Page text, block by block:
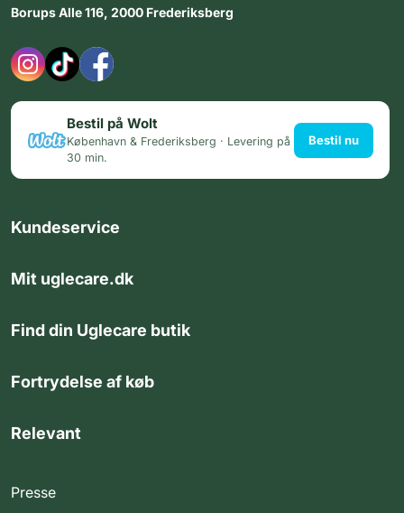
Borups Alle 116, 2000 Frederiksberg
Bestil på Wolt
København & Frederiksberg · Levering på
30 min.
Bestil nu
Kundeservice
Mit uglecare.dk
Find din Uglecare butik
Fortrydelse af køb
Relevant
Presse